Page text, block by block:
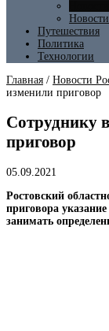
Путешествия
Политика
Технологии
Главная / Новости
изменили приговор
Сотруднику
приговор
05.09.2021
Ростовский
приговора
занимать